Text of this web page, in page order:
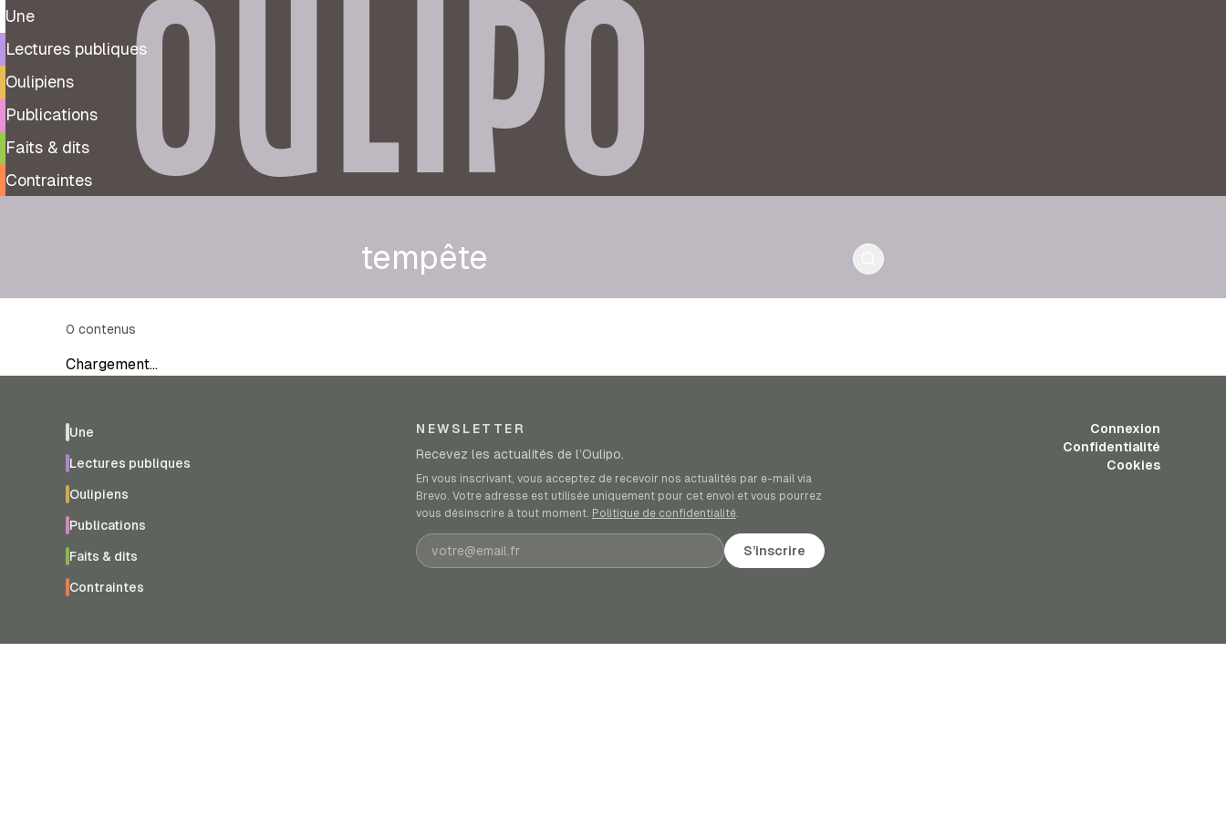
Une
Lectures publiques
Oulipiens
Publications
Faits & dits
Contraintes
OULIPO
tempête
0 contenus
Chargement…
Une
Lectures publiques
Oulipiens
Publications
Faits & dits
Contraintes
NEWSLETTER
Recevez les actualités de l’Oulipo.
En vous inscrivant, vous acceptez de recevoir nos actualités par e-mail via
Brevo. Votre adresse est utilisée uniquement pour cet envoi et vous pourrez
vous désinscrire à tout moment. Politique de confidentialité.
Adresse e-mail S’inscrire
Connexion
Confidentialité
Cookies